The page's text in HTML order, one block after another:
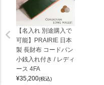
【名入れ 別途購入で
可能】PRAIRIE 日本
製 長財布 コードバン
小銭入れ付き / レディ
ース 4FA
¥35,200(税込)